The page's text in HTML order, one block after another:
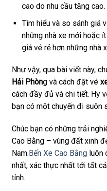
cao do nhu cầu tăng cao.
Tìm hiểu và so sánh giá
những nhà xe mới hoặc
giá vé rẻ hơn những nhà
Như vậy, qua bài viết này,
Hải Phòng và cách đặt vé
cách đầy đủ và chi tiết. Hy
bạn có một chuyến đi suôn
Chúc bạn có những trải
Cao Bằng – vùng đất xinh
Nam. Bến Xe Cao Bằng luôn
nhất, xác thực nhất tới tất
tỉnh.